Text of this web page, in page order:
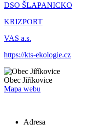
DSO ŠLAPANICKO
KRIZPORT
VAS a.s.
https://kts-ekologie.cz
Obec Jiříkovice
Mapa webu
Adresa